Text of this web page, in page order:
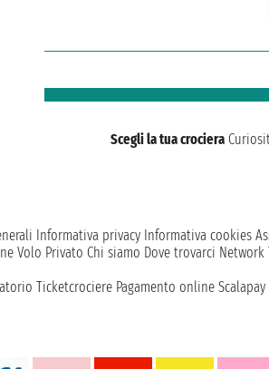
Scegli la tua crociera
Informativa privacy Informativa cookies
Volo Privato Chi siamo Dove trovarci Network
Ticketcrociere Pagamento online Scalapay